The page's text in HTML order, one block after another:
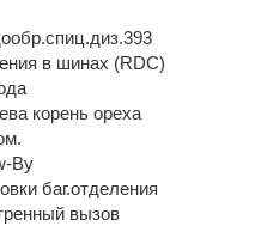
в шинах (RDC)
корень ореха
By
баг.отделения
вызов